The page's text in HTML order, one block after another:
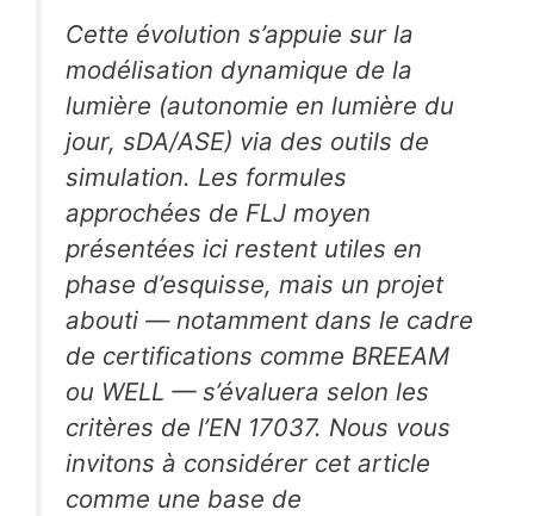
Cette évolution s’appuie sur la
modélisation dynamique de la
lumière (autonomie en lumière du
jour, sDA/ASE) via des outils de
simulation. Les formules
approchées de FLJ moyen
présentées ici restent utiles en
phase d’esquisse, mais un projet
abouti — notamment dans le cadre
de certifications comme BREEAM
ou WELL — s’évaluera selon les
critères de l’EN 17037. Nous vous
invitons à considérer cet article
comme une base de